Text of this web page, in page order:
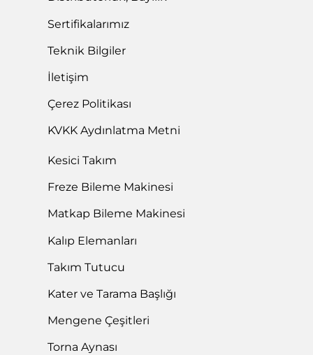
Sertifikalarımız
Teknik Bilgiler
İletişim
Çerez Politikası
KVKK Aydınlatma Metni
Kesici Takım
Freze Bileme Makinesi
Matkap Bileme Makinesi
Kalıp Elemanları
Takım Tutucu
Kater ve Tarama Başlığı
Mengene Çeşitleri
Torna Aynası